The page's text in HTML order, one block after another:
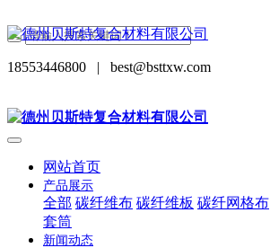
18553446800 | best@bsttxw.com
网站首页
产品展示
全部 碳纤维布 碳纤维板 碳纤网格布
套筒
新闻动态